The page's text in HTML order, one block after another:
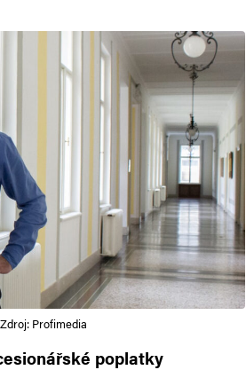
Profimedia
poplatky